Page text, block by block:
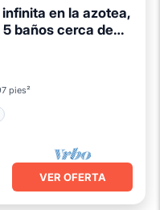
en la azotea,
baños cerca de
pies²
VER OFERTA